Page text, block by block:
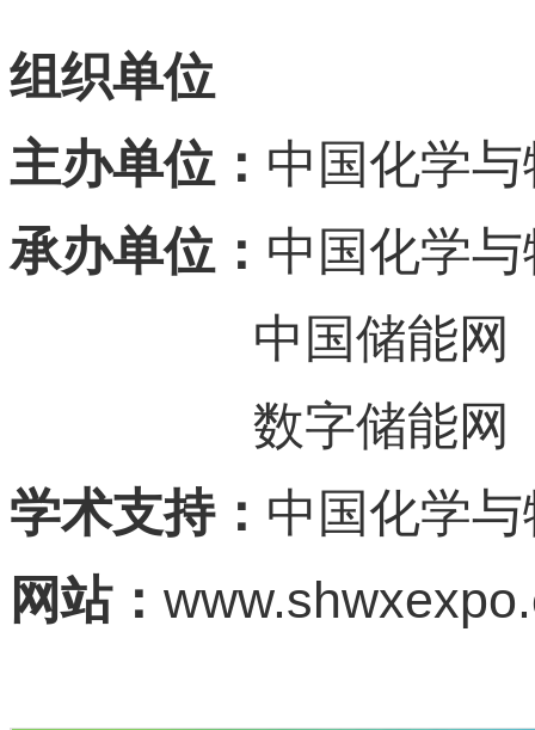
组织单位
主办单位： 中国化学
承办单位： 中国化学
中国储能网
数字储能网
学术支持： 中国化学
网站：